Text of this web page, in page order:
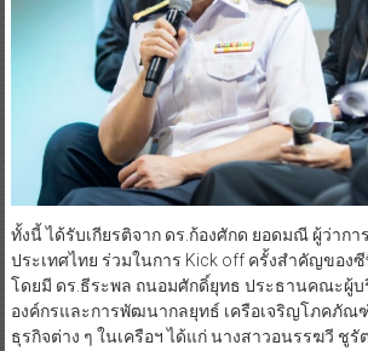
ทั้งนี้ ได้รับเกียรติจาก ดร.ก้องศักด ยอดมณี ผู้ว่ากา
ประเทศไทย ร่วมในการ Kick off ครั้งสำคัญของ
โดยมี ดร.ธีระพล ถนอมศักดิ์ยุทธ ประธานคณะผู้
องค์กรและการพัฒนากลยุทธ์ เครือเจริญโภคภัณ
ธุรกิจต่าง ๆ ในเครือฯ ได้แก่ นางสาวอนรรฆวี ชู